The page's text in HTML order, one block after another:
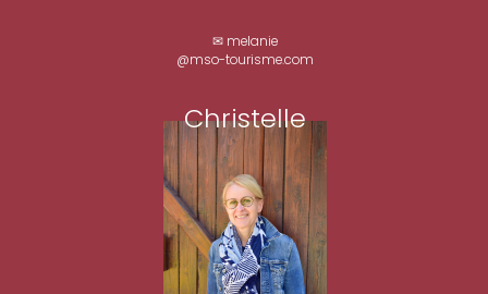
✉ melanie
@mso-tourisme.com
Christelle